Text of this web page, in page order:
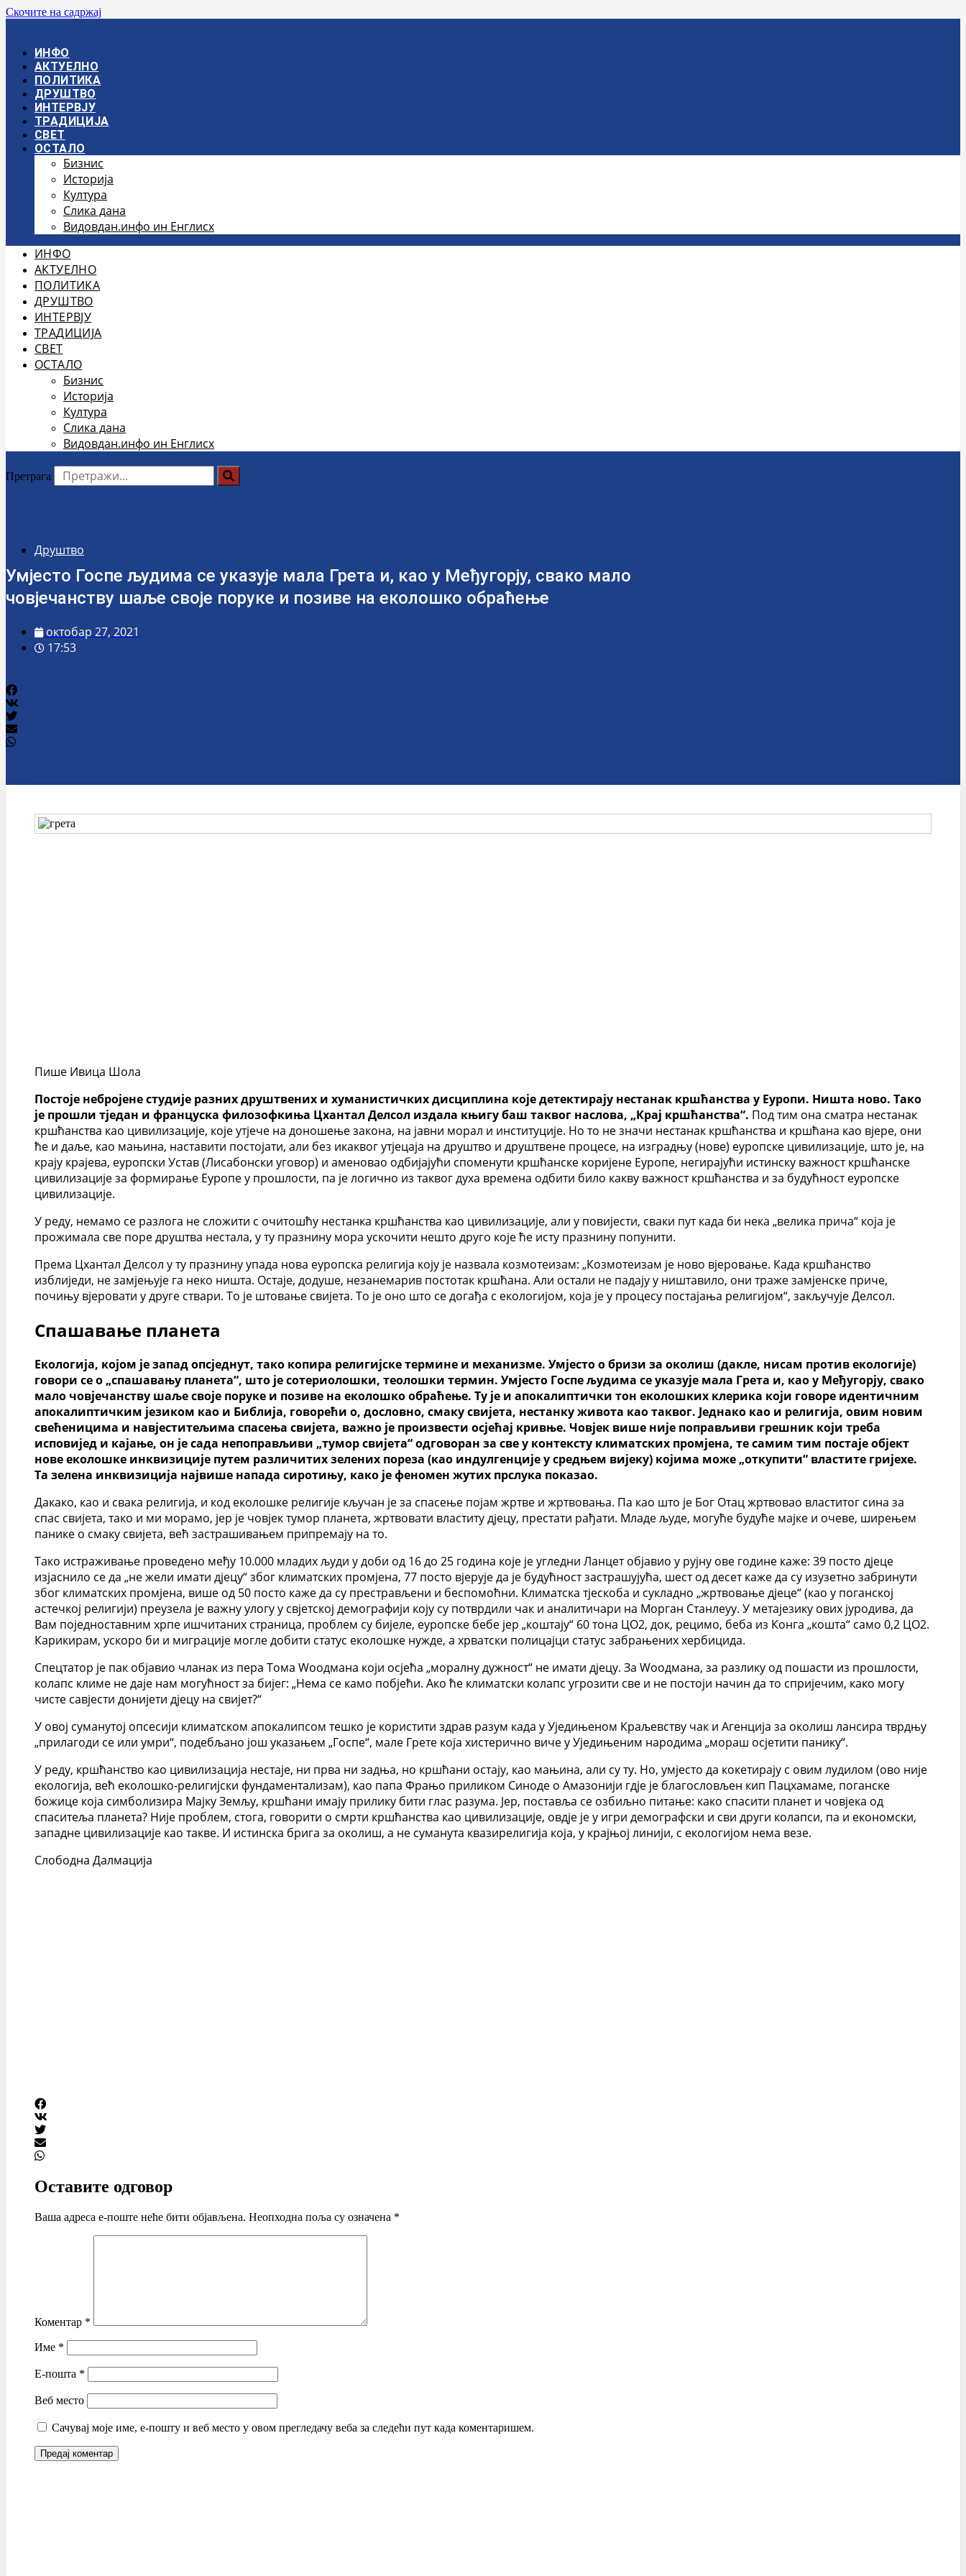
Скочите на садржај
ИНФО
АКТУЕЛНО
ПОЛИТИКА
ДРУШТВО
ИНТЕРВЈУ
ТРАДИЦИЈА
СВЕТ
ОСТАЛО
Бизнис
Историја
Култура
Слика дана
Видовдан.инфо ин Енглисх
ИНФО
АКТУЕЛНО
ПОЛИТИКА
ДРУШТВО
ИНТЕРВЈУ
ТРАДИЦИЈА
СВЕТ
ОСТАЛО
Бизнис
Историја
Култура
Слика дана
Видовдан.инфо ин Енглисх
Претрага
Друштво
Умјесто Госпе људима се указује мала Грета и, као у Међугорју, свако мало
човјечанству шаље своје поруке и позиве на еколошко обраћење
октобар 27, 2021
17:53
Пише Ивица Шола
Постоје небројене студије разних друштвених и хуманистичких дисциплина које детектирају нестанак кршћанства у Еуропи. Ништа ново. Тако
је прошли тједан и француска филозофкиња Цхантал Делсол издала књигу баш таквог наслова, „Крај кршћанства“. Под тим она сматра нестанак
кршћанства као цивилизације, које утјече на доношење закона, на јавни морал и институције. Но то не значи нестанак кршћанства и кршћана као вјере, они
ће и даље, као мањина, наставити постојати, али без икаквог утјецаја на друштво и друштвене процесе, на изградњу (нове) еуропске цивилизације, што је, на
крају крајева, еуропски Устав (Лисабонски уговор) и аменовао одбијајући споменути кршћанске коријене Еуропе, негирајући истинску важност кршћанске
цивилизације за формирање Еуропе у прошлости, па је логично из таквог духа времена одбити било какву важност кршћанства и за будућност еуропске
цивилизације.
У реду, немамо се разлога не сложити с очитошћу нестанка кршћанства као цивилизације, али у повијести, сваки пут када би нека „велика прича“ која је
прожимала све поре друштва нестала, у ту празнину мора ускочити нешто друго које ће исту празнину попунити.
Према Цхантал Делсол у ту празнину упада нова еуропска религија коју је назвала козмотеизам: „Козмотеизам је ново вјеровање. Када кршћанство
изблиједи, не замјењује га неко ништа. Остаје, додуше, незанемарив постотак кршћана. Али остали не падају у ништавило, они траже замјенске приче,
почињу вјеровати у друге ствари. То је штовање свијета. То је оно што се догађа с екологијом, која је у процесу постајања религијом“, закључује Делсол.
Спашавање планета
Екологија, којом је запад опсједнут, тако копира религијске термине и механизме. Умјесто о бризи за околиш (дакле, нисам против екологије)
говори се о „спашавању планета“, што је сотериолошки, теолошки термин. Умјесто Госпе људима се указује мала Грета и, као у Међугорју, свако
мало човјечанству шаље своје поруке и позиве на еколошко обраћење. Ту је и апокалиптички тон еколошких клерика који говоре идентичним
апокалиптичким језиком као и Библија, говорећи о, дословно, смаку свијета, нестанку живота као таквог. Једнако као и религија, овим новим
свећеницима и навјеститељима спасења свијета, важно је произвести осјећај кривње. Човјек више није поправљиви грешник који треба
исповијед и кајање, он је сада непоправљиви „тумор свијета“ одговоран за све у контексту климатских промјена, те самим тим постаје објект
нове еколошке инквизиције путем различитих зелених пореза (као индулгенције у средњем вијеку) којима може „откупити“ властите гријехе.
Та зелена инквизиција највише напада сиротињу, како је феномен жутих прслука показао.
Дакако, као и свака религија, и код еколошке религије кључан је за спасење појам жртве и жртвовања. Па као што је Бог Отац жртвовао властитог сина за
спас свијета, тако и ми морамо, јер је човјек тумор планета, жртвовати властиту дјецу, престати рађати. Младе људе, могуће будуће мајке и очеве, ширењем
панике о смаку свијета, већ застрашивањем припремају на то.
Тако истраживање проведено међу 10.000 младих људи у доби од 16 до 25 година које је угледни Ланцет објавио у рујну ове године каже: 39 посто дјеце
изјаснило се да „не жели имати дјецу“ због климатских промјена, 77 посто вјерује да је будућност застрашујућа, шест од десет каже да су изузетно забринути
због климатских промјена, више од 50 посто каже да су престрављени и беспомоћни. Климатска тјескоба и сукладно „жртвовање дјеце“ (као у поганској
астечкој религији) преузела је важну улогу у свјетској демографији коју су потврдили чак и аналитичари на Морган Станлеyу. У метајезику ових јуродива, да
Вам поједноставним хрпе ишчитаних страница, проблем су бијеле, еуропске бебе јер „коштају“ 60 тона ЦО2, док, рецимо, беба из Конга „кошта“ само 0,2 ЦО2.
Карикирам, ускоро би и миграције могле добити статус еколошке нужде, а хрватски полицајци статус забрањених хербицида.
Спецтатор је пак објавио чланак из пера Тома Wоодмана који осјећа „моралну дужност“ не имати дјецу. За Wоодмана, за разлику од пошасти из прошлости,
колапс климе не даје нам могућност за бијег: „Нема се камо побјећи. Ако ће климатски колапс угрозити све и не постоји начин да то спријечим, како могу
чисте савјести донијети дјецу на свијет?“
У овој суманутој опсесији климатском апокалипсом тешко је користити здрав разум када у Уједињеном Краљевству чак и Агенција за околиш лансира тврдњу
„прилагоди се или умри“, подебљано још указањем „Госпе“, мале Грете која хистерично виче у Уједињеним народима „мораш осјетити панику“.
У реду, кршћанство као цивилизација нестаје, ни прва ни задња, но кршћани остају, као мањина, али су ту. Но, умјесто да кокетирају с овим лудилом (ово није
екологија, већ еколошко-религијски фундаментализам), као папа Фрањо приликом Синоде о Амазонији гдје је благословљен кип Пацхамаме, поганске
божице која симболизира Мајку Земљу, кршћани имају прилику бити глас разума. Јер, поставља се озбиљно питање: како спасити планет и човјека од
спаситеља планета? Није проблем, стога, говорити о смрти кршћанства као цивилизације, овдје је у игри демографски и сви други колапси, па и економски,
западне цивилизације као такве. И истинска брига за околиш, а не суманута квазирелигија која, у крајњој линији, с екологијом нема везе.
Слободна Далмација
Оставите одговор
Ваша адреса е-поште неће бити објављена. Неопходна поља су означена *
Коментар *
Име *
Е-пошта *
Веб место
Сачувај моје име, е-пошту и веб место у овом прегледачу веба за следећи пут када коментаришем.